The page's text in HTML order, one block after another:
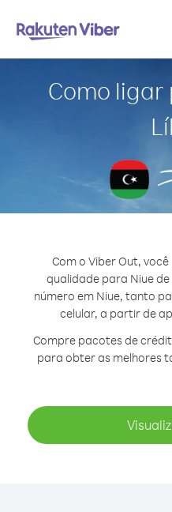
Como ligar
Com o Viber Out,
qualidade para Niue de
número em Niue, tanto
celular, a partir de
Compre pacotes de
para obter as melhores